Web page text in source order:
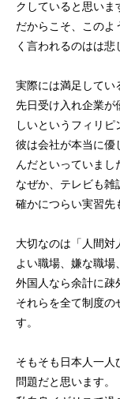
クしていると思いま
だからこそ、このよ
く言われるのはは悲
実際には満足してい
先日受け入れ企業が
しいというフィリピ
彼は会社が本当に優
んだといっていまし
なぜか、テレビも雑
確かにつらい実習先
大切なのは「人間対
よい職場、嫌な職場
外国人なら余計に疎
それらを全て制度の
す。
そもそも日本人一人
問題だと思います。